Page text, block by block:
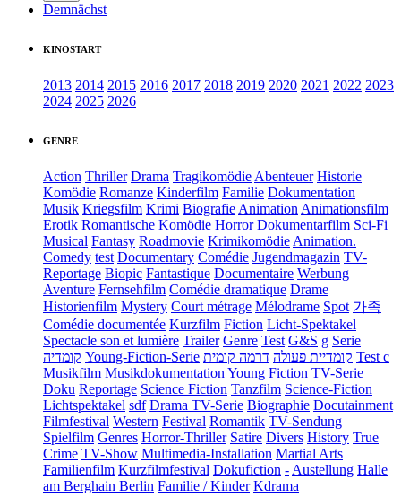
Demnächst
KINOSTART
2013 2014 2015 2016 2017 2018 2019 2020 2021 2022 2023
2024 2025 2026
GENRE
Action Thriller Drama Tragikomödie Abenteuer Historie
Komödie Romanze Kinderfilm Familie Dokumentation
Musik Kriegsfilm Krimi Biografie Animation Animationsfilm
Erotik Romantische Komödie Horror Dokumentarfilm Sci-Fi
Musical Fantasy Roadmovie Krimikomödie Animation.
Comedy test Documentary Comédie Jugendmagazin TV-
Reportage Biopic Fantastique Documentaire Werbung
Aventure Fernsehfilm Comédie dramatique Drame
Historienfilm Mystery Court métrage Mélodrame Spot 가족
Comédie documentée Kurzfilm Fiction Licht-Spektakel
Spectacle son et lumière Trailer Genre Test G&S g Serie
קומדיה Young-Fiction-Serie קומדיית פעולה דרמה קומית
Test c
Musikfilm Musikdokumentation Young Fiction TV-Serie
Doku Reportage Science Fiction Tanzfilm Science-Fiction
Lichtspektakel sdf Drama TV-Serie Biographie Docutainment
Filmfestival Western Festival Romantik TV-Sendung
Spielfilm Genres Horror-Thriller Satire Divers History True
Crime TV-Show Multimedia-Installation Martial Arts
Familienfilm Kurzfilmfestival Dokufiction - Austellung Halle
am Berghain Berlin Familie / Kinder Kdrama